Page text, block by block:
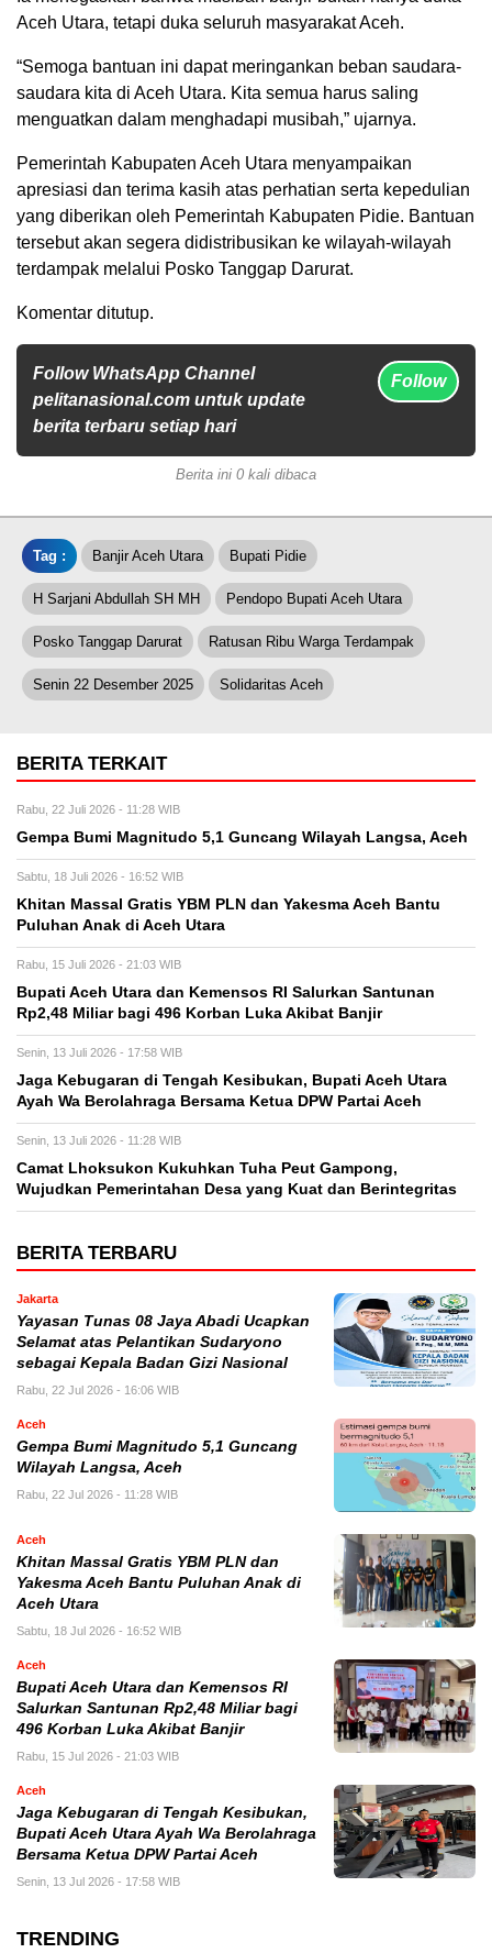
Aceh Utara, tetapi duka seluruh masyarakat Aceh.
“Semoga bantuan ini dapat meringankan beban saudara-
saudara kita di Aceh Utara. Kita semua harus saling
menguatkan dalam menghadapi musibah,” ujarnya.
Pemerintah Kabupaten Aceh Utara menyampaikan
apresiasi dan terima kasih atas perhatian serta kepedulian
yang diberikan oleh Pemerintah Kabupaten Pidie. Bantuan
tersebut akan segera didistribusikan ke wilayah-wilayah
terdampak melalui Posko Tanggap Darurat.
Komentar ditutup.
Follow WhatsApp Channel
pelitanasional.com untuk update
berita terbaru setiap hari
Follow
Berita ini 0 kali dibaca
Tag : Banjir Aceh Utara Bupati Pidie
H Sarjani Abdullah SH MH Pendopo Bupati Aceh Utara
Posko Tanggap Darurat Ratusan Ribu Warga Terdampak
Senin 22 Desember 2025 Solidaritas Aceh
BERITA TERKAIT
Rabu, 22 Juli 2026 - 11:28 WIB
Gempa Bumi Magnitudo 5,1 Guncang Wilayah Langsa, Aceh
Sabtu, 18 Juli 2026 - 16:52 WIB
Khitan Massal Gratis YBM PLN dan Yakesma Aceh Bantu
Puluhan Anak di Aceh Utara
Rabu, 15 Juli 2026 - 21:03 WIB
Bupati Aceh Utara dan Kemensos RI Salurkan Santunan
Rp2,48 Miliar bagi 496 Korban Luka Akibat Banjir
Senin, 13 Juli 2026 - 17:58 WIB
Jaga Kebugaran di Tengah Kesibukan, Bupati Aceh Utara
Ayah Wa Berolahraga Bersama Ketua DPW Partai Aceh
Senin, 13 Juli 2026 - 11:28 WIB
Camat Lhoksukon Kukuhkan Tuha Peut Gampong,
Wujudkan Pemerintahan Desa yang Kuat dan Berintegritas
BERITA TERBARU
Jakarta
Yayasan Tunas 08 Jaya Abadi Ucapkan
Selamat atas Pelantikan Sudaryono
sebagai Kepala Badan Gizi Nasional
Rabu, 22 Jul 2026 - 16:06 WIB
Aceh
Gempa Bumi Magnitudo 5,1 Guncang
Wilayah Langsa, Aceh
Rabu, 22 Jul 2026 - 11:28 WIB
Aceh
Khitan Massal Gratis YBM PLN dan
Yakesma Aceh Bantu Puluhan Anak di
Aceh Utara
Sabtu, 18 Jul 2026 - 16:52 WIB
Aceh
Bupati Aceh Utara dan Kemensos RI
Salurkan Santunan Rp2,48 Miliar bagi
496 Korban Luka Akibat Banjir
Rabu, 15 Jul 2026 - 21:03 WIB
Aceh
Jaga Kebugaran di Tengah Kesibukan,
Bupati Aceh Utara Ayah Wa Berolahraga
Bersama Ketua DPW Partai Aceh
Senin, 13 Jul 2026 - 17:58 WIB
TRENDING